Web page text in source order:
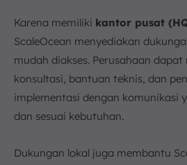
Karena memiliki kantor pusat
ScaleOcean menyediakan
mudah diakses. Perusahaan dapat
konsultasi, bantuan teknis, dan
implementasi dengan komunikasi
dan sesuai kebutuhan.
Dukungan lokal juga membantu